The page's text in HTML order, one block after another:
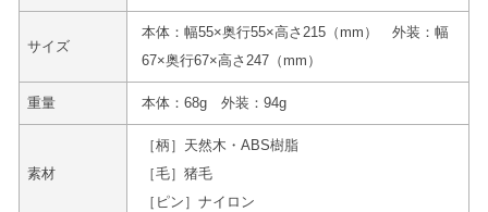
サイズ
本体：幅55×奥行55×高さ215（mm） 外装：幅
67×奥行67×高さ247（mm）
重量 本体：68g 外装：94g
素材
［柄］天然木・ABS樹脂
［毛］猪毛
［ピン］ナイロン